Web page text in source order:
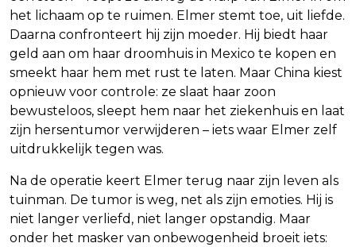
het lichaam op te ruimen. Elmer stemt toe, uit liefde.
Daarna confronteert hij zijn moeder. Hij biedt haar
geld aan om haar droomhuis in Mexico te kopen en
smeekt haar hem met rust te laten. Maar China kiest
opnieuw voor controle: ze slaat haar zoon
bewusteloos, sleept hem naar het ziekenhuis en laat
zijn hersentumor verwijderen – iets waar Elmer zelf
uitdrukkelijk tegen was.
Na de operatie keert Elmer terug naar zijn leven als
tuinman. De tumor is weg, net als zijn emoties. Hij is
niet langer verliefd, niet langer opstandig. Maar
onder het masker van onbewogenheid broeit iets: